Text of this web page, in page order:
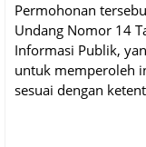
Permohonan
Undang Nomor 14
Informasi Publik,
untuk memperoleh
sesuai dengan